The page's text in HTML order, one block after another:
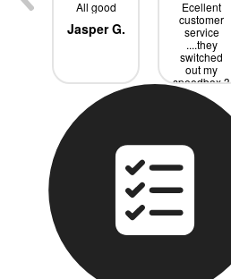
All good
Jasper G.
Ecellent
customer
service
....they
switched
out my
speedbox 3
times until
we had the
free didnd
even had ti
pay all the
shipping
Tobias P.